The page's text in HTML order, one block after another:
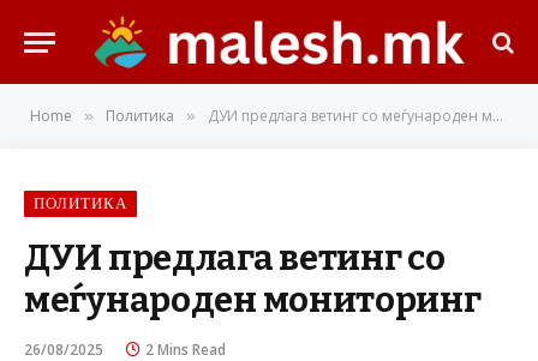
Home » Политика » ДУИ предлага ветинг со меѓународен мониторинг
ПОЛИТИКА
ДУИ предлага ветинг со
меѓународен мониторинг
26/08/2025 2 Mins Read